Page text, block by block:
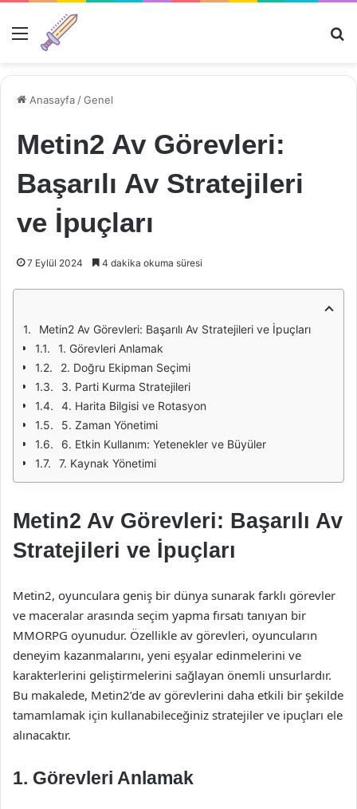
Menü
Anasayfa /Genel
Metin2 Av Görevleri:
Başarılı Av Stratejileri
ve İpuçları
7 Eylül 2024 4 dakika okuma süresi
Metin2 Av Görevleri: Başarılı Av Stratejileri ve İpuçları
1. Görevleri Anlamak
2. Doğru Ekipman Seçimi
3. Parti Kurma Stratejileri
4. Harita Bilgisi ve Rotasyon
5. Zaman Yönetimi
6. Etkin Kullanım: Yetenekler ve Büyüler
7. Kaynak Yönetimi
Metin2 Av Görevleri: Başarılı Av
Stratejileri ve İpuçları
Metin2, oyunculara geniş bir dünya sunarak farklı görevler
ve maceralar arasında seçim yapma fırsatı tanıyan bir
MMORPG oyunudur. Özellikle av görevleri, oyuncuların
deneyim kazanmalarını, yeni eşyalar edinmelerini ve
karakterlerini geliştirmelerini sağlayan önemli unsurlardır.
Bu makalede, Metin2’de av görevlerini daha etkili bir şekilde
tamamlamak için kullanabileceğiniz stratejiler ve ipuçları ele
alınacaktır.
1. Görevleri Anlamak